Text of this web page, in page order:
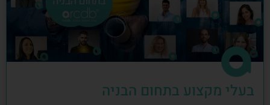
בעלי מקצוע בתחום הבניה